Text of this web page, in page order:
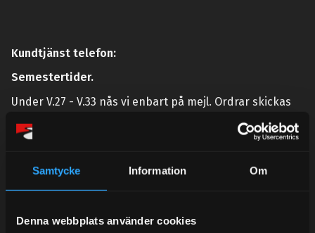
Samtycke Information Om
Denna webbplats använder cookies
Kundtjänst telefon:
Semestertider.
Under V.27 - V.33 nås vi enbart på mejl. Ordrar skickas
under sommaren men med viss fördröjning. 2/7 -9/7 är
det helt stängt.